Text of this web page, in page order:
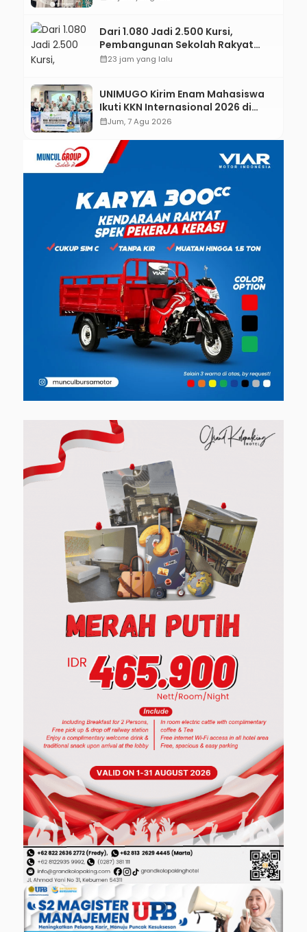
Dari 1.080 Jadi 2.500 Kursi,
Pembangunan Sekolah Rakyat
Kebumen Ditargetkan Mulai
calendar_month23 jam yang lalu
UNIMUGO Kirim Enam Mahasiswa
Ikuti KKN Internasional 2026 di
ASEAN dan Hong Kong
calendar_monthJum, 7 Agu 2026